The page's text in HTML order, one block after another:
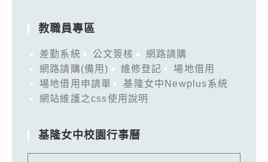
教職員專區
差勤系統 公文簽核
網路請購
網路請購(備用)
維修登記
場地借用
場地借用申請單
基隆女中Newplus系統
網站維護之css使用說明
基隆女中校園行事曆